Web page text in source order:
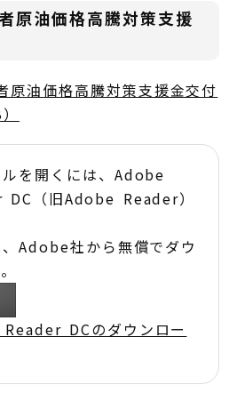
原油価格高騰対策支援
原油価格高騰対策支援金交付
を開くには、Adobe
（旧Adobe Reader）
Adobe社から無償でダウ
DCのダウンロー